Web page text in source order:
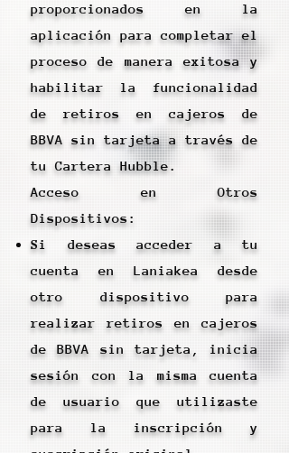
proporcionados en la
aplicación para completar el
proceso de manera exitosa y
habilitar la funcionalidad
de retiros en cajeros de
BBVA sin tarjeta a través de
tu Cartera Hubble.
Acceso en Otros
Dispositivos:
Si deseas acceder a tu
cuenta en Laniakea desde
otro dispositivo para
realizar retiros en cajeros
de BBVA sin tarjeta, inicia
sesión con la misma cuenta
de usuario que utilizaste
para la inscripción y